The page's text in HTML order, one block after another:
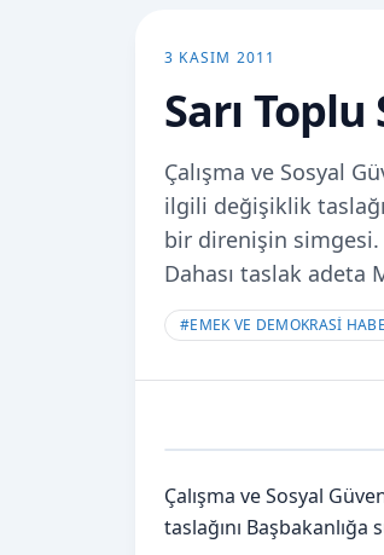
3 KASIM 2011
Sarı Toplu
Çalışma ve Sosyal
ilgili değişiklik
bir direnişin simgesi.
Dahası taslak adeta
#EMEK VE DEMOKRASİ
Çalışma ve Sosyal
taslağını Başbakanlığa